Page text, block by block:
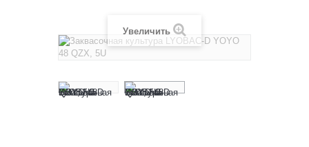
Увеличить